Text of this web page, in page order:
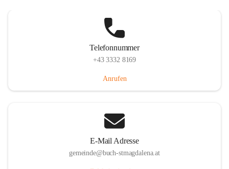
Telefonnummer
+43 3332 8169
Anrufen
E-Mail Adresse
gemeinde@buch-stmagdalena.at